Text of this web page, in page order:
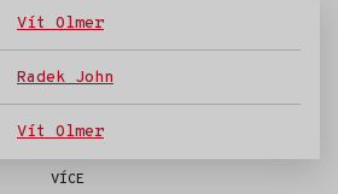
Vít Olmer
Radek John
Vít Olmer
VÍCE